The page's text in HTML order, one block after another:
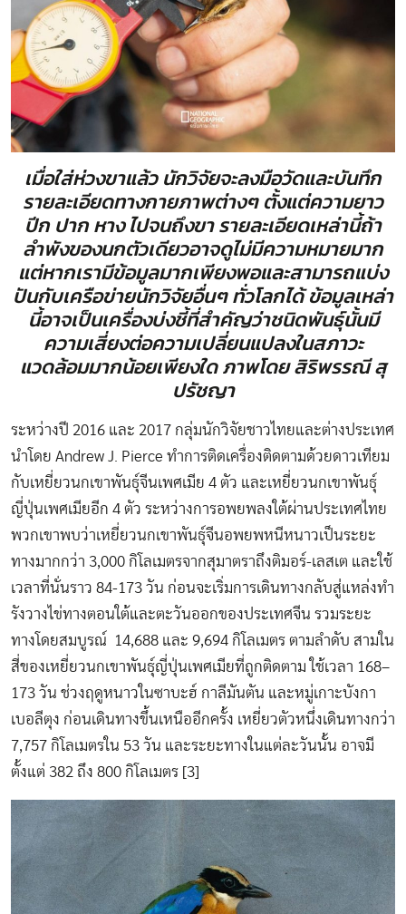
เมื่อใส่ห่วงขาแล้ว นักวิจัยจะลงมือวัดและบันทึก
รายละเอียดทางกายภาพต่างๆ ตั้งแต่ความยาว
ปีก ปาก หาง ไปจนถึงขา รายละเอียดเหล่านี้ถ้า
ลำพังของนกตัวเดียวอาจดูไม่มีความหมายมาก
แต่หากเรามีข้อมูลมากเพียงพอและสามารถแบ่ง
ปันกับเครือข่ายนักวิจัยอื่นๆ ทั่วโลกได้ ข้อมูลเหล่า
นี้อาจเป็นเครื่องบ่งชี้ที่สำคัญว่าชนิดพันธุ์นั้นมี
ความเสี่ยงต่อความเปลี่ยนแปลงในสภาวะ
แวดล้อมมากน้อยเพียงใด ภาพโดย สิริพรรณี สุ
ปรัชญา
ระหว่างปี 2016 และ 2017 กลุ่มนักวิจัยชาวไทยและต่างประเทศ
นำโดย Andrew J. Pierce ทำการติดเครื่องติดตามด้วยดาวเทียม
กับเหยี่ยวนกเขาพันธุ์จีนเพศเมีย 4 ตัว และเหยี่ยวนกเขาพันธุ์
ญี่ปุ่นเพศเมียอีก 4 ตัว ระหว่างการอพยพลงใต้ผ่านประเทศไทย
พวกเขาพบว่าเหยี่ยวนกเขาพันธุ์จีนอพยพหนีหนาวเป็นระยะ
ทางมากกว่า 3,000 กิโลเมตรจากสุมาตราถึงติมอร์-เลสเต และใช้
เวลาที่นั่นราว 84-173 วัน ก่อนจะเริ่มการเดินทางกลับสู่แหล่งทำ
รังวางไข่ทางตอนใต้และตะวันออกของประเทศจีน รวมระยะ
ทางโดยสมบูรณ์ 14,688 และ 9,694 กิโลเมตร ตามลำดับ สามใน
สี่ของเหยี่ยวนกเขาพันธุ์ญี่ปุ่นเพศเมียที่ถูกติดตาม ใช้เวลา 168–
173 วัน ช่วงฤดูหนาวในซาบะฮ์ กาลีมันตัน และหมู่เกาะบังกา
เบอลีตุง ก่อนเดินทางขึ้นเหนืออีกครั้ง เหยี่ยวตัวหนึ่งเดินทางกว่า
7,757 กิโลเมตรใน 53 วัน และระยะทางในแต่ละวันนั้น อาจมี
ตั้งแต่ 382 ถึง 800 กิโลเมตร [3]